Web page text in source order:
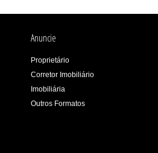
Anuncie
Proprietário
Corretor Imobiliário
Imobiliária
Outros Formatos